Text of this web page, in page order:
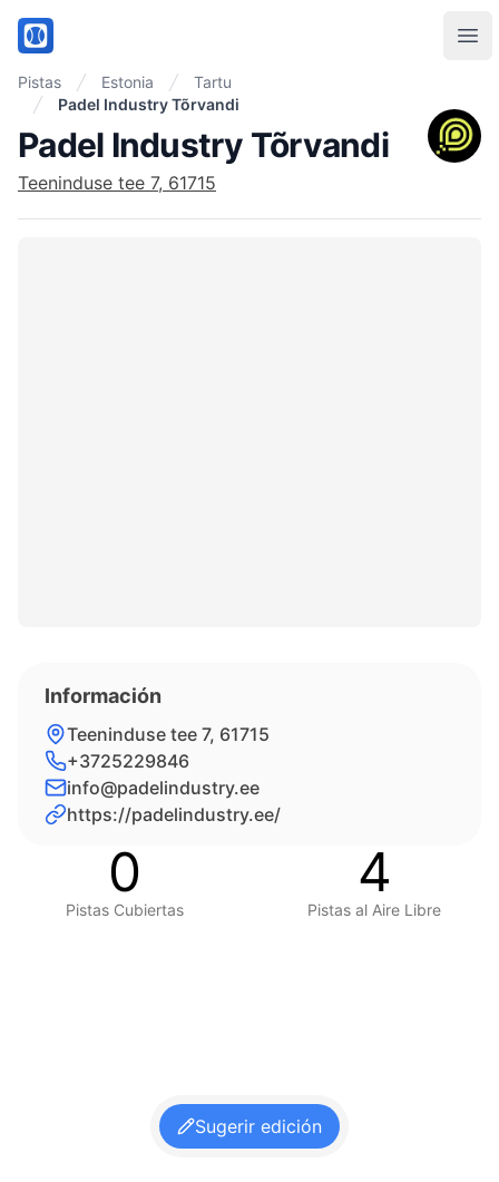
PadelMix
Pistas Estonia
Tartu
Padel Industry Tõrvandi
Padel Industry Tõrvandi
Teeninduse tee 7, 61715
Información
Teeninduse tee 7, 61715
+3725229846
info@padelindustry.ee
https://padelindustry.ee/
0
Pistas Cubiertas
4
Pistas al Aire Libre
Sugerir edición